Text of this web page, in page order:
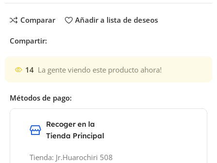
Comparar Añadir a lista de deseos
Compartir:
14 La gente viendo este producto ahora!
Métodos de pago:
Recoger en la
Tienda Principal
Tienda: Jr.Huarochiri 508